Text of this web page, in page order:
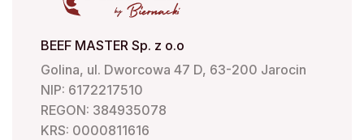
BEEF MASTER Sp. z o.o
Golina, ul. Dworcowa 47 D, 63-200 Jarocin
NIP: 6172217510
REGON: 384935078
KRS: 0000811616